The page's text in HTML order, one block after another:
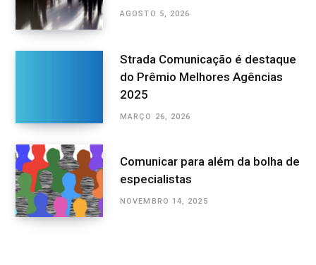
AGOSTO 5, 2026
Strada Comunicação é destaque
do Prêmio Melhores Agências
2025
MARÇO 26, 2026
Comunicar para além da bolha de
especialistas
NOVEMBRO 14, 2025